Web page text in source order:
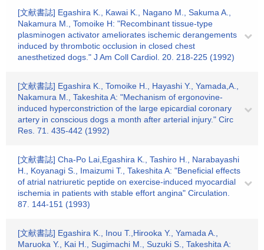
[文献書誌] Egashira K., Kawai K., Nagano M., Sakuma A.,
Nakamura M., Tomoike H: "Recombinant tissue-type
plasminogen activator ameliorates ischemic derangements
induced by thrombotic occlusion in closed chest
anesthetized dogs." J Am Coll Cardiol. 20. 218-225 (1992)
[文献書誌] Egashira K., Tomoike H., Hayashi Y., Yamada,A.,
Nakamura M., Takeshita A: "Mechanism of ergonovine-
induced hyperconstriction of the large epicardial coronary
artery in conscious dogs a month after arterial injury." Circ
Res. 71. 435-442 (1992)
[文献書誌] Cha-Po Lai,Egashira K., Tashiro H., Narabayashi
H., Koyanagi S., Imaizumi T., Takeshita A: "Beneficial effects
of atrial natriuretic peptide on exercise-induced myocardial
ischemia in patients with stable effort angina" Circulation.
87. 144-151 (1993)
[文献書誌] Egashira K., Inou T.,Hirooka Y., Yamada A.,
Maruoka Y., Kai H., Sugimachi M., Suzuki S., Takeshita A: